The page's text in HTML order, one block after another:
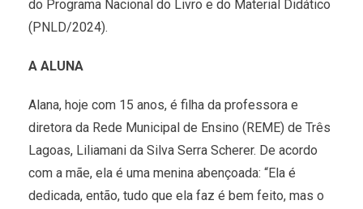
do Programa Nacional do Livro e do Material Didático
(PNLD/2024).
A ALUNA
Alana, hoje com 15 anos, é filha da professora e
diretora da Rede Municipal de Ensino (REME) de Três
Lagoas, Liliamani da Silva Serra Scherer. De acordo
com a mãe, ela é uma menina abençoada: “Ela é
dedicada, então, tudo que ela faz é bem feito, mas o